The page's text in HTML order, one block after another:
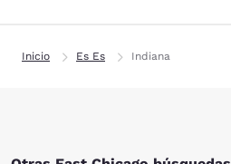
Inicio Es Es Indiana